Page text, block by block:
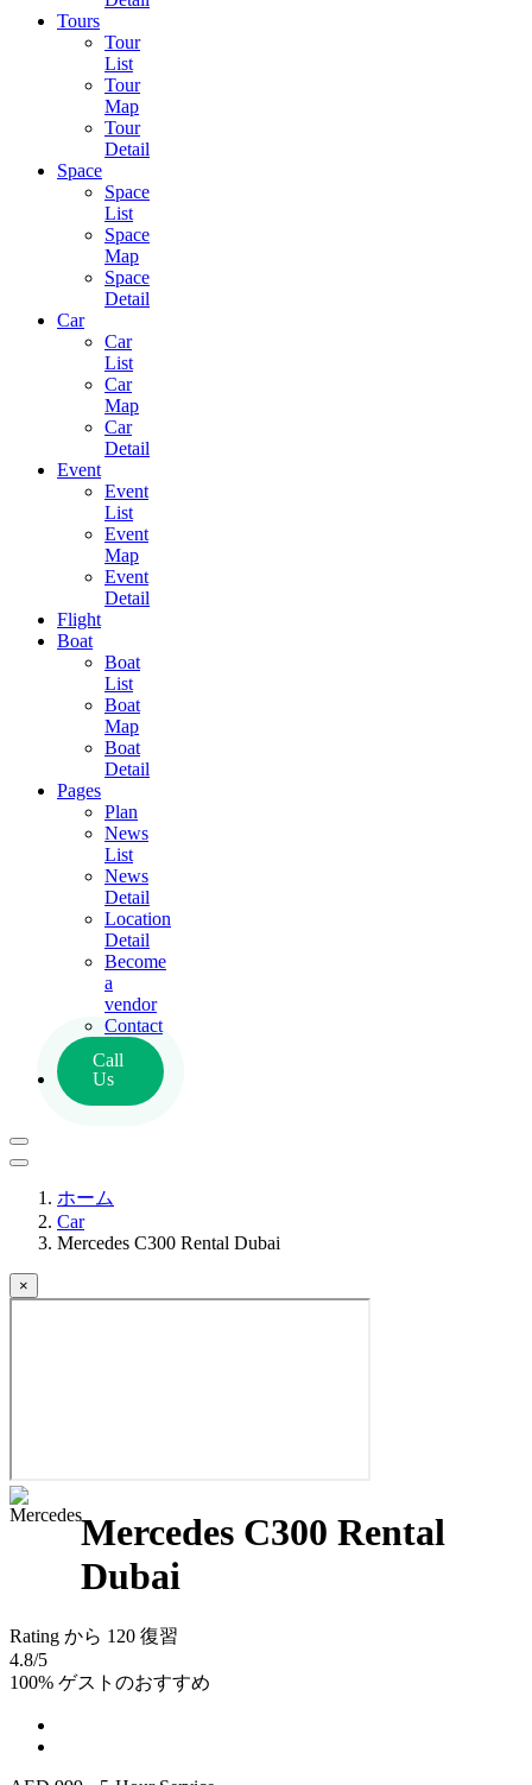
Tours
Tour
List
Tour
Map
Tour
Detail
Space
Space
List
Space
Map
Space
Detail
Car
Car
List
Car
Map
Car
Detail
Event
Event
List
Event
Map
Event
Detail
Flight
Boat
Boat
List
Boat
Map
Boat
Detail
Pages
Plan
News
List
News
Detail
Location
Detail
Become
a
vendor
Contact
Call
Us
ホーム
Car
Mercedes C300 Rental Dubai
×
Mercedes C300 Rental
Dubai
Rating から 120 復習
4.8/5
100% ゲストのおすすめ